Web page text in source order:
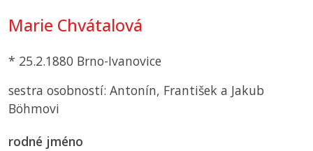
Marie Chvátalová
* 25.2.1880 Brno-Ivanovice
sestra osobností: Antonín, František a Jakub
Böhmovi
rodné jméno